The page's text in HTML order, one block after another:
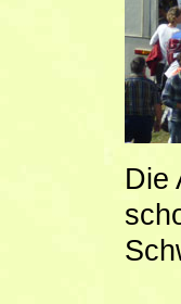
Die